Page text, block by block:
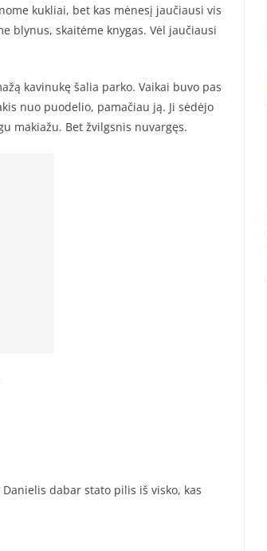
kukliai, bet kas mėnesį jaučiausi vis
blynus, skaitėme knygas. Vėl jaučiausi
kavinukę šalia parko. Vaikai buvo pas
nuo puodelio, pamačiau ją. Ji sėdėjo
makiažu. Bet žvilgsnis nuvargęs.
dabar stato pilis iš visko, kas